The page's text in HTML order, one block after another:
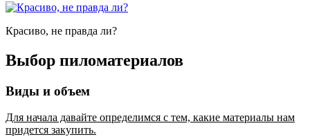
Красиво, не правда ли?
Выбор пиломатериалов
Виды и объем
Для начала давайте определимся с тем, какие материалы нам
придется закупить.